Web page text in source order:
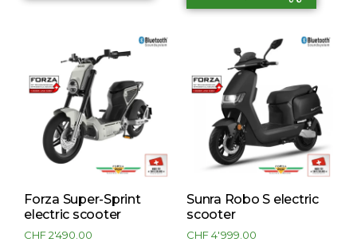
Forza Super-Sprint
electric scooter
CHF2'490.00
Sunra Robo S electric
scooter
CHF4'999.00